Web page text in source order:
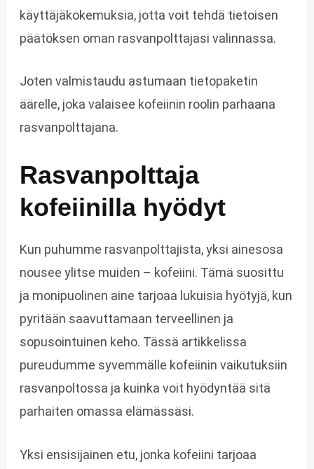
käyttäjäkokemuksia, jotta voit tehdä tietoisen
päätöksen oman rasvanpolttajasi valinnassa.
Joten valmistaudu astumaan tietopaketin
äärelle, joka valaisee kofeiinin roolin parhaana
rasvanpolttajana.
Rasvanpolttaja
kofeiinilla hyödyt
Kun puhumme rasvanpolttajista, yksi ainesosa
nousee ylitse muiden – kofeiini. Tämä suosittu
ja monipuolinen aine tarjoaa lukuisia hyötyjä, kun
pyritään saavuttamaan terveellinen ja
sopusointuinen keho. Tässä artikkelissa
pureudumme syvemmälle kofeiinin vaikutuksiin
rasvanpoltossa ja kuinka voit hyödyntää sitä
parhaiten omassa elämässäsi.
Yksi ensisijainen etu, jonka kofeiini tarjoaa